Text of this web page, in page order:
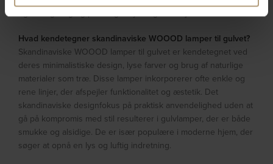
også langvarig og pålidelig belysning til dit hjem.
Hvad kendetegner skandinaviske WOOOD lamper til gulvet?
Skandinaviske WOOOD lamper til gulvet er kendetegnet ved
deres minimalistiske design, lyse farver og brug af naturlige
materialer som træ. Disse lamper inkorporerer ofte enkle og
rene linjer, der afspejler funktionalitet og æstetik. Det
skandinaviske designfokus på praktisk anvendelighed uden at
gå på kompromis med stil resulterer i gulvlamper, der er både
smukke og alsidige. De er især populære i moderne hjem, der
søger at opnå en lys og luftig indretning.